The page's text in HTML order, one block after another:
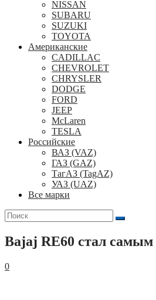
NISSAN
SUBARU
SUZUKI
TOYOTA
Американские
CADILLAC
CHEVROLET
CHRYSLER
DODGE
FORD
JEEP
McLaren
TESLA
Российские
ВАЗ (VAZ)
ГАЗ (GAZ)
ТагАЗ (TagAZ)
УАЗ (UAZ)
Все марки
Поиск
для:
Bajaj RE60 стал
0